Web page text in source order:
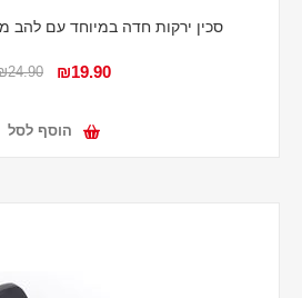
סכין ירקות חדה במיוחד עם להב
₪19.90
הוסף לסל